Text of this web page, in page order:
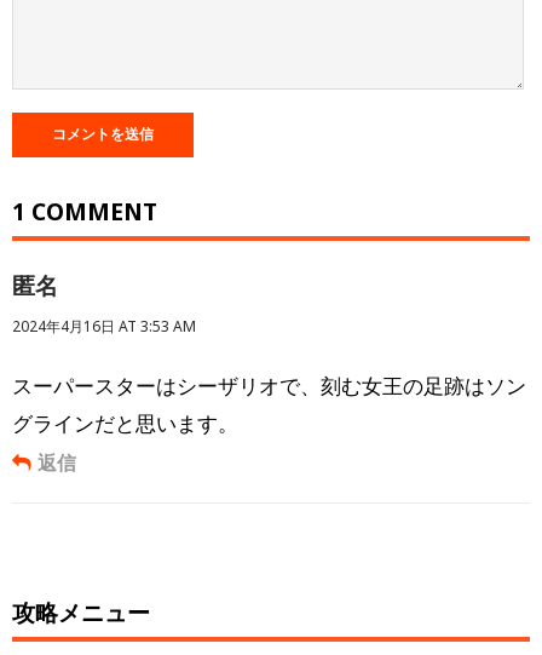
1 COMMENT
匿名
2024年4月16日 AT 3:53 AM
スーパースターはシーザリオで、刻む女王の足跡はソン
グラインだと思います。
返信
攻略メニュー